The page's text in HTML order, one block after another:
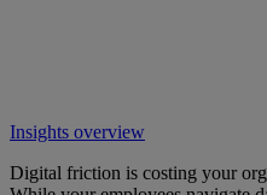
Insights overview
Digital friction is costing your